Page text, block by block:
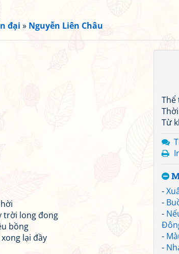
đại » Nguyễn Liên Châu
Thể
Từ
-
-
-
-
-
trời long đong
bồng
lại đầy